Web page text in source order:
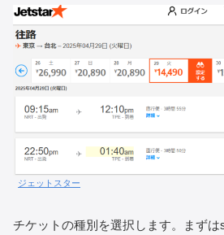
ジェットスター
チケットの種別を選択します。まず